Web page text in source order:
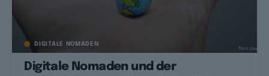
DIGITALE NOMADEN
Digitale Nomaden und der